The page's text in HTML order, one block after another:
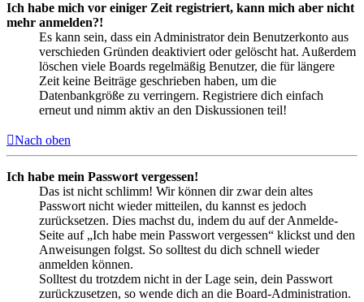
Ich habe mich vor einiger Zeit registriert, kann mich aber nicht
mehr anmelden?!
Es kann sein, dass ein Administrator dein Benutzerkonto aus
verschieden Gründen deaktiviert oder gelöscht hat. Außerdem
löschen viele Boards regelmäßig Benutzer, die für längere
Zeit keine Beiträge geschrieben haben, um die
Datenbankgröße zu verringern. Registriere dich einfach
erneut und nimm aktiv an den Diskussionen teil!
Nach oben
Ich habe mein Passwort vergessen!
Das ist nicht schlimm! Wir können dir zwar dein altes
Passwort nicht wieder mitteilen, du kannst es jedoch
zurücksetzen. Dies machst du, indem du auf der Anmelde-
Seite auf „Ich habe mein Passwort vergessen“ klickst und den
Anweisungen folgst. So solltest du dich schnell wieder
anmelden können.
Solltest du trotzdem nicht in der Lage sein, dein Passwort
zurückzusetzen, so wende dich an die Board-Administration.